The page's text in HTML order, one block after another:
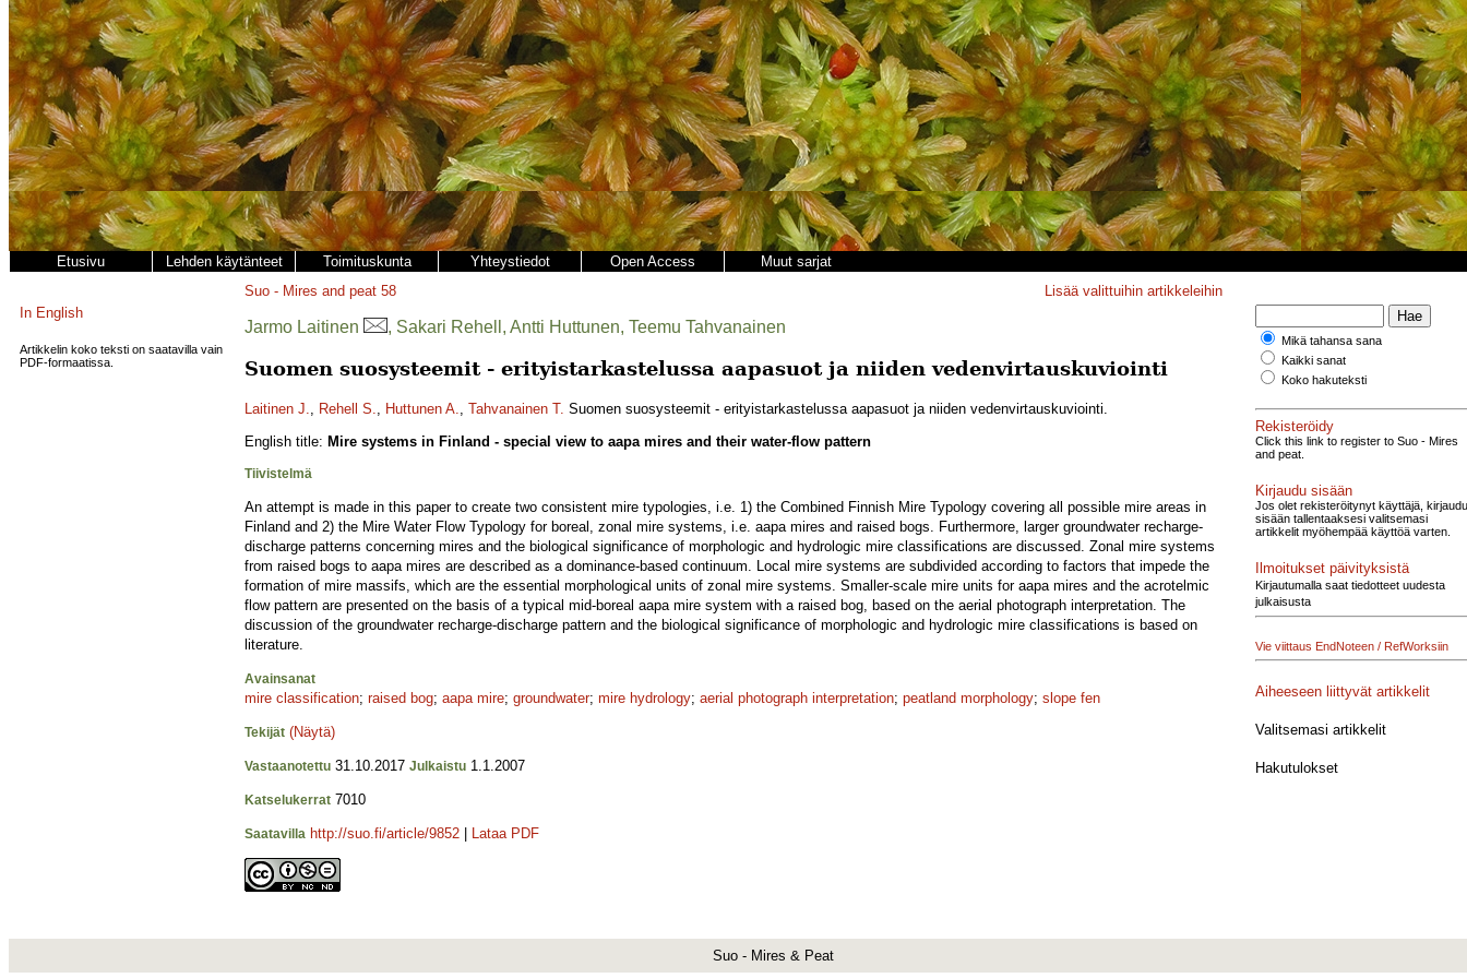
Etusivu Lehden käytänteet Toimituskunta Yhteystiedot Open Access Muut sarjat
In English
Artikkelin koko teksti on saatavilla vain
PDF-formaatissa.
Suo - Mires and peat 58 Lisää valittuihin artikkeleihin
Jarmo Laitinen , Sakari Rehell, Antti Huttunen, Teemu Tahvanainen
Suomen suosysteemit - erityistarkastelussa aapasuot ja niiden vedenvirtauskuviointi
Laitinen J., Rehell S., Huttunen A., Tahvanainen T. Suomen suosysteemit - erityistarkastelussa aapasuot ja niiden vedenvirtauskuviointi.
English title: Mire systems in Finland - special view to aapa mires and their water-flow pattern
Tiivistelmä
An attempt is made in this paper to create two consistent mire typologies, i.e. 1) the Combined Finnish Mire Typology covering all possible mire areas in
Finland and 2) the Mire Water Flow Typology for boreal, zonal mire systems, i.e. aapa mires and raised bogs. Furthermore, larger groundwater recharge-
discharge patterns concerning mires and the biological significance of morphologic and hydrologic mire classifications are discussed. Zonal mire systems
from raised bogs to aapa mires are described as a dominance-based continuum. Local mire systems are subdivided according to factors that impede the
formation of mire massifs, which are the essential morphological units of zonal mire systems. Smaller-scale mire units for aapa mires and the acrotelmic
flow pattern are presented on the basis of a typical mid-boreal aapa mire system with a raised bog, based on the aerial photograph interpretation. The
discussion of the groundwater recharge-discharge pattern and the biological significance of morphologic and hydrologic mire classifications is based on
literature.
Avainsanat
mire classification; raised bog; aapa mire; groundwater; mire hydrology; aerial photograph interpretation; peatland morphology; slope fen
Tekijät (Näytä)
Vastaanotettu 31.10.2017 Julkaistu 1.1.2007
Katselukerrat 7010
Saatavilla http://suo.fi/article/9852 Lataa PDF
Mikä tahansa sana
Kaikki sanat
Koko hakuteksti
Rekisteröidy
Click this link to register to Suo - Mires
and peat.
Kirjaudu sisään
Jos olet rekisteröitynyt käyttäjä, kirjaudu
sisään tallentaaksesi valitsemasi
artikkelit myöhempää käyttöä varten.
Ilmoitukset päivityksistä
Kirjautumalla saat tiedotteet uudesta
julkaisusta
Vie viittaus EndNoteen / RefWorksiin
Aiheeseen liittyvät artikkelit
Valitsemasi artikkelit
Hakutulokset
Suo - Mires & Peat